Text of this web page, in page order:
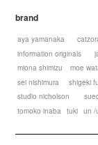
brand
aya yamanaka
information originals
miona shimizu
moe
sei nishimura
shigeki
studio nicholson
tomoko inaba
tuki un /